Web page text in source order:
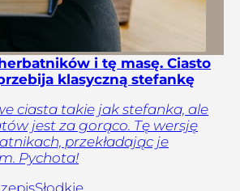
i tę masę. Ciasto
klasyczną stefankę
ciasta takie jak stefanka, ale
jest za gorąco. Tę wersję
przekładając je
Pychota!
Słodkie